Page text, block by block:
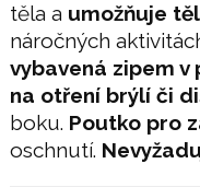
těla a umožňuje
náročných
vybavená zipem v
na otření brýlí či
boku. Poutko pro
oschnutí.